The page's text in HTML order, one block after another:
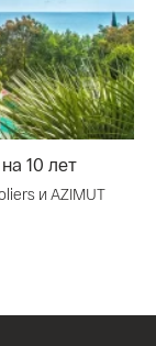
10 лет
и AZIMUT